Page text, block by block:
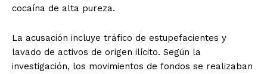
cocaína de alta pureza.
La acusación incluye tráfico de estupefacientes y
lavado de activos de origen ilícito. Según la
investigación, los movimientos de fondos se realizaban